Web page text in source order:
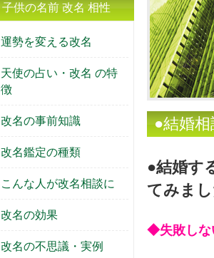
●結婚相
●結婚す
てみまし
◆失敗しな
子供の名前 改名 相性
運勢を変える改名
天使の占い・改名 の特
徴
改名の事前知識
改名鑑定の種類
こんな人が改名相談に
改名の効果
改名の不思議・実例